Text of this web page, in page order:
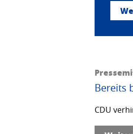
Bereits
CDU